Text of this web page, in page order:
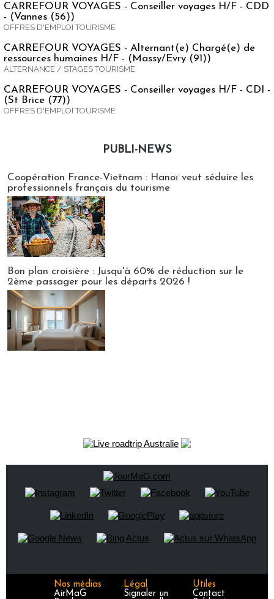
CARREFOUR VOYAGES - Conseiller voyages H/F - CDD
- (Vannes (56))
OFFRES D'EMPLOI TOURISME
CARREFOUR VOYAGES - Alternant(e) Chargé(e) de
ressources humaines H/F - (Massy/Evry (91))
ALTERNANCE / STAGES TOURISME
CARREFOUR VOYAGES - Conseiller voyages H/F - CDI -
(St Brice (77))
OFFRES D'EMPLOI TOURISME
PUBLI-NEWS
Coopération France-Vietnam : Hanoï veut séduire les
professionnels français du tourisme
Bon plan croisière : Jusqu'à 60% de réduction sur le
2ème passager pour les départs 2026 !
Nos médias
AirMaG
Légal
Signaler un
Utiles
Contact